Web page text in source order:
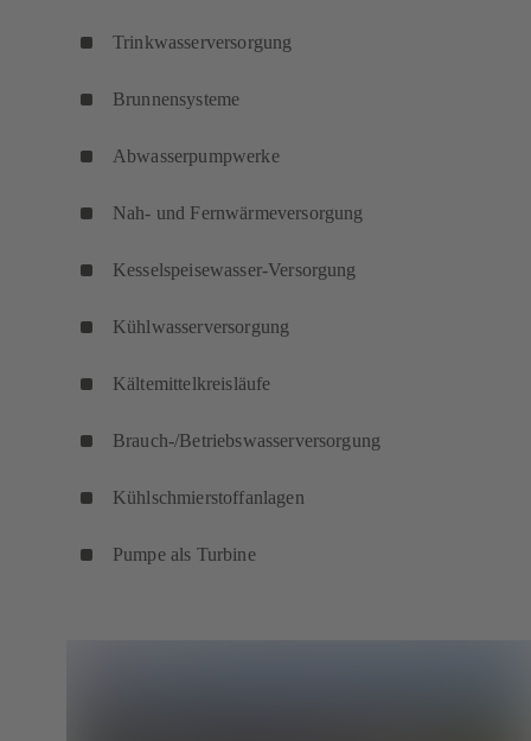
Trinkwasserversorgung
Brunnensysteme
Abwasserpumpwerke
Nah- und Fernwärmeversorgung
Kesselspeisewasser-Versorgung
Kühlwasserversorgung
Kältemittelkreisläufe
Brauch-/Betriebswasserversorgung
Kühlschmierstoffanlagen
Pumpe als Turbine